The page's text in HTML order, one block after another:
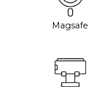
Magsafe